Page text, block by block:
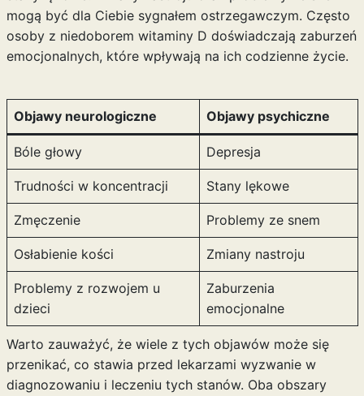
mogą być dla Ciebie sygnałem ostrzegawczym. Często
osoby z niedoborem witaminy D doświadczają zaburzeń
emocjonalnych, które wpływają na ich codzienne życie.
Objawy neurologiczne Objawy psychiczne
Bóle głowy Depresja
Trudności w koncentracji Stany lękowe
Zmęczenie Problemy ze snem
Osłabienie kości Zmiany nastroju
Problemy z rozwojem u
dzieci
Zaburzenia
emocjonalne
Warto zauważyć, że wiele z tych objawów może się
przenikać, co stawia przed lekarzami wyzwanie w
diagnozowaniu i leczeniu tych stanów. Oba obszary